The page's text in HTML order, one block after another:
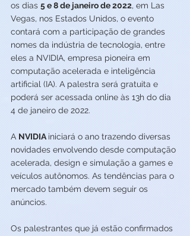
os dias 5 e 8 de janeiro de 2022, em Las
Vegas, nos Estados Unidos, o evento
contará com a participação de grandes
nomes da indústria de tecnologia, entre
eles a NVIDIA, empresa pioneira em
computação acelerada e inteligência
artificial (IA). A palestra será gratuita e
poderá ser acessada online às 13h do dia
4 de janeiro de 2022.
A NVIDIA iniciará o ano trazendo diversas
novidades envolvendo desde computação
acelerada, design e simulação a games e
veículos autônomos. As tendências para o
mercado também devem seguir os
anúncios.
Os palestrantes que já estão confirmados